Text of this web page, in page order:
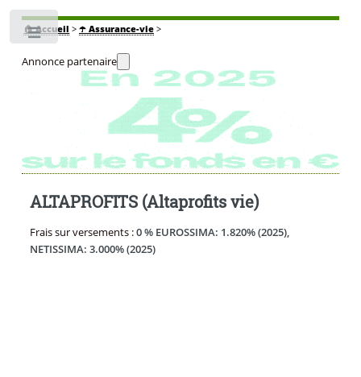
🏠Accueil > ☂️ Assurance-vie>
Annonce partenaire
ALTAPROFITS (Altaprofits vie)
Frais sur versements :0 % EUROSSIMA: 1.820% (2025),
NETISSIMA: 3.000% (2025)
Toggle